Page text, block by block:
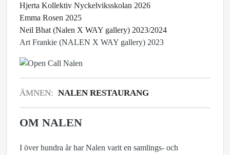
Hjerta Kollektiv Nyckelviksskolan 2026
Emma Rosen 2025
Neil Bhat (Nalen X WAY gallery) 2023/2024
Art Frankie (NALEN X WAY gallery) 2023
ÄMNEN: NALEN RESTAURANG
OM NALEN
I över hundra år har Nalen varit en samlings- och